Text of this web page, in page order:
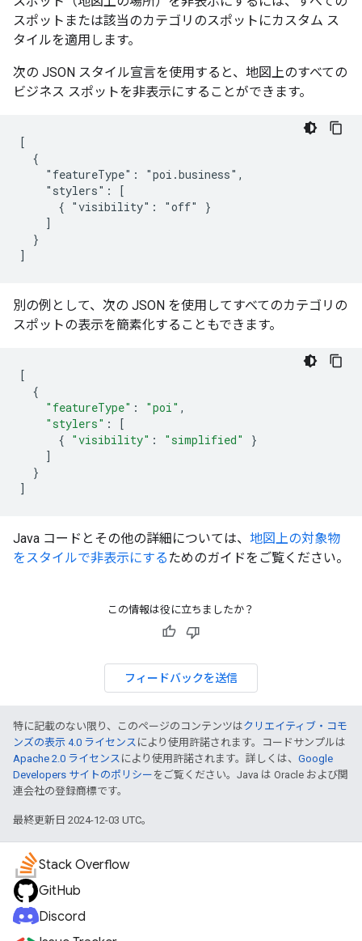
スポットまたは該当のカテゴリのスポットにカスタム ス
タイルを適用します。
次の JSON スタイル宣言を使用すると、地図上のすべての
ビジネス スポットを非表示にすることができます。
[
  {
    "featureType": "poi.business",
    "stylers": [
      { "visibility": "off" }
    ]
  }
別の例として、次の JSON を使用してすべてのカテゴリの
スポットの表示を簡素化することもできます。
[
{
"featureType" : "poi" ,
"stylers" :
[
{ "visibility" : "simplified"
}
]
}
]
Java コードとその他の詳細については、 地図上の対象物
をスタイルで非表示にする ためのガイドをご覧ください。
この情報は役に立ちましたか？
フィードバックを送信
特に記載のない限り、このページのコンテンツはクリエイティブ・コモ
ンズの表示 4.0 ライセンス により使用許諾されます。コードサンプルは
Apache 2.0 ライセンス により使用許諾されます。詳しくは、 Google
Developers サイトのポリシー をご覧ください。Java は Oracle および関
連会社の登録商標です。
最終更新日 2024-12-03 UTC。
Stack Overflow
GitHub
Discord